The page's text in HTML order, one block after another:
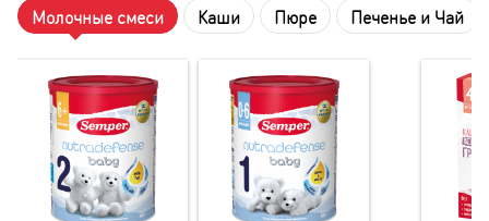
Молочные смеси Каши Пюре Печенье и Чай